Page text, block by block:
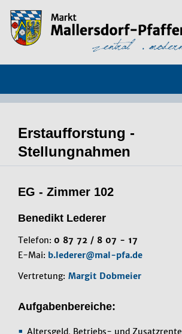
Erstaufforstung -
Stellungnahmen
EG - Zimmer 102
Benedikt Lederer
Telefon: 0 87 72 / 8 07 - 17
E-Mai: b.lederer@mal-pfa.de
Vertretung: Margit Dobmeier
Aufgabenbereiche:
Altersgeld, Betriebs- und Zusatzrente